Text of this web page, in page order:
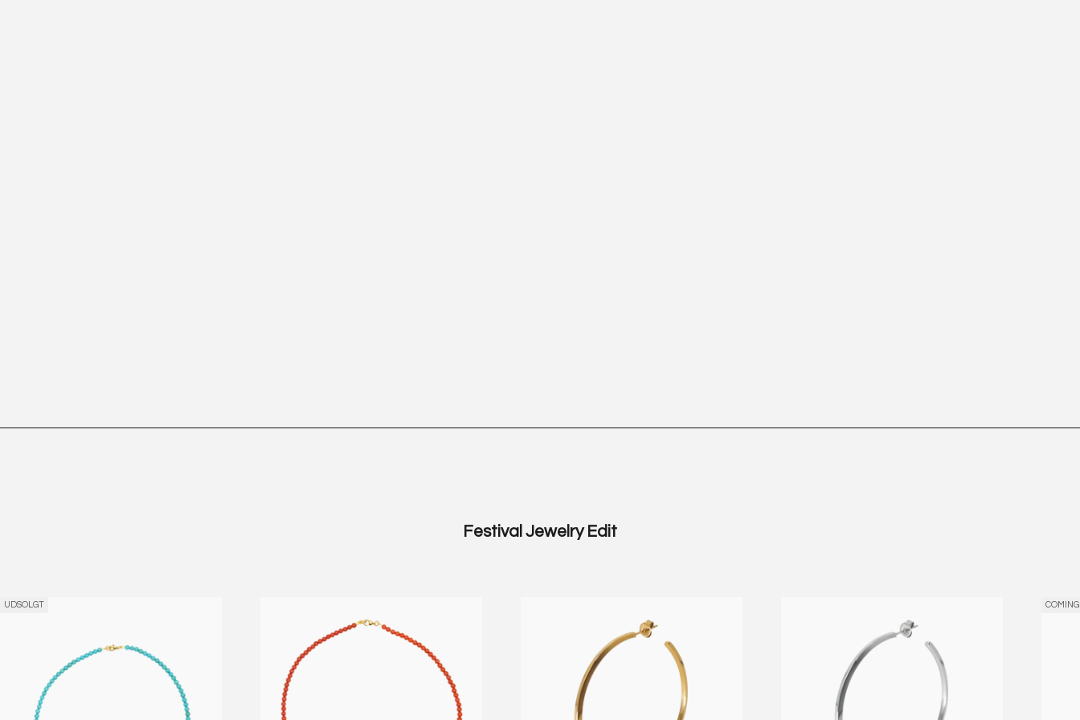
Festival Jewelry Edit
UDSOLGT